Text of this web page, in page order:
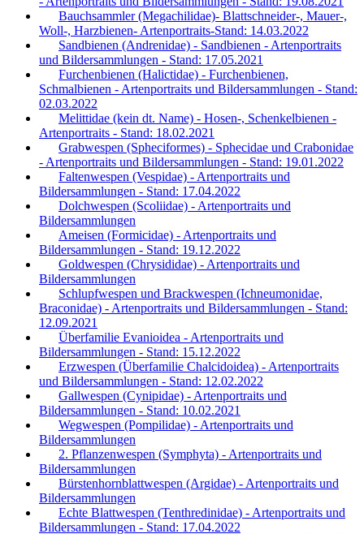
Bauchsammler (Megachilidae)- Blattschneider-, Mauer-,
Woll-, Harzbienen- Artenportraits-Stand: 14.03.2022
Sandbienen (Andrenidae) - Sandbienen - Artenportraits
und Bildersammlungen - Stand: 17.05.2021
Furchenbienen (Halictidae) - Furchenbienen,
Schmalbienen - Artenportraits und Bildersammlungen - Stand:
02.03.2022
Melittidae (kein dt. Name) - Hosen-, Schenkelbienen -
Artenportraits - Stand: 18.02.2021
Grabwespen (Spheciformes) - Sphecidae und Crabonidae
- Artenportraits und Bildersammlungen - Stand: 19.01.2022
Faltenwespen (Vespidae) - Artenportraits und
Bildersammlungen - Stand: 17.04.2022
Dolchwespen (Scoliidae) - Artenportraits und
Bildersammlungen
Ameisen (Formicidae) - Artenportraits und
Bildersammlungen - Stand: 19.12.2022
Goldwespen (Chrysididae) - Artenportraits und
Bildersammlungen
Schlupfwespen und Brackwespen (Ichneumonidae,
Braconidae) - Artenportraits und Bildersammlungen - Stand:
12.09.2021
Überfamilie Evanioidea - Artenportraits und
Bildersammlungen - Stand: 15.12.2022
Erzwespen (Überfamilie Chalcidoidea) - Artenportraits
und Bildersammlungen - Stand: 12.02.2022
Gallwespen (Cynipidae) - Artenportraits und
Bildersammlungen - Stand: 10.02.2021
Wegwespen (Pompilidae) - Artenportraits und
Bildersammlungen
2. Pflanzenwespen (Symphyta) - Artenportraits und
Bildersammlungen
Bürstenhornblattwespen (Argidae) - Artenportraits und
Bildersammlungen
Echte Blattwespen (Tenthredinidae) - Artenportraits und
Bildersammlungen - Stand: 17.04.2022